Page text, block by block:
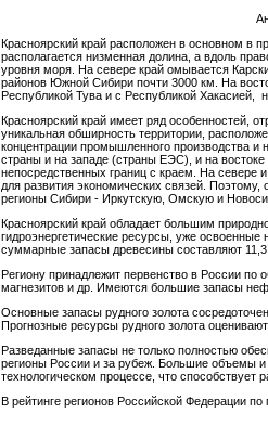
Красноярский край расположен в основном в
располагается низменная долина, а вдоль
уровня моря. На севере край омывается
районов Южной Сибири почти 3000 км. На
Республикой Тува и с Республикой Хакасией,
Красноярский край имеет ряд особенностей,
уникальная обширность территории,
концентрации промышленного производства
страны и на западе (страны ЕЭС), и на
непосредственных границ с краем. На севере
для развития экономических связей.
регионы Сибири - Иркутскую, Омскую и
Красноярский край обладает большим
гидроэнергетические ресурсы, уже
суммарные запасы древесины составляют
Региону принадлежит первенство в России по
магнезитов и др. Имеются большие запасы
Основные запасы рудного золота
Прогнозные ресурсы рудного золота
Разведанные запасы не только полностью
регионы России и за рубеж. Большие объемы и
технологическом процессе, что
В рейтинге регионов Российской Федерации